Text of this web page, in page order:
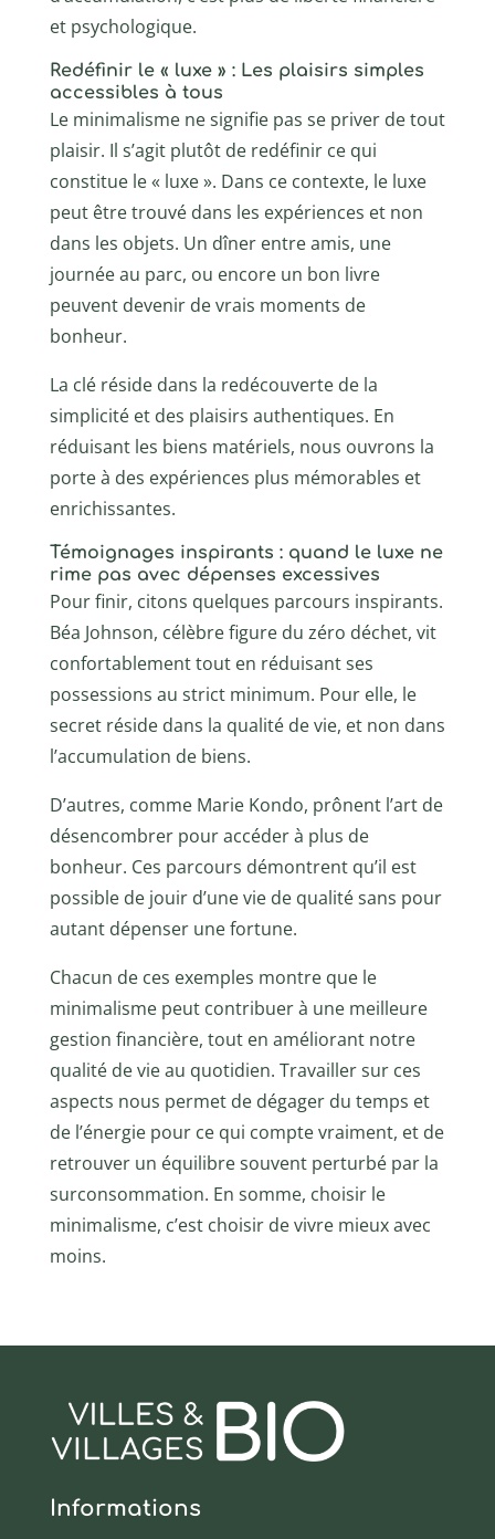
et psychologique.
Redéfinir le « luxe » : Les plaisirs simples
accessibles à tous
Le minimalisme ne signifie pas se priver de tout
plaisir. Il s’agit plutôt de redéfinir ce qui
constitue le « luxe ». Dans ce contexte, le luxe
peut être trouvé dans les expériences et non
dans les objets. Un dîner entre amis, une
journée au parc, ou encore un bon livre
peuvent devenir de vrais moments de
bonheur.
La clé réside dans la redécouverte de la
simplicité et des plaisirs authentiques. En
réduisant les biens matériels, nous ouvrons la
porte à des expériences plus mémorables et
enrichissantes.
Témoignages inspirants : quand le luxe ne
rime pas avec dépenses excessives
Pour finir, citons quelques parcours inspirants.
Béa Johnson, célèbre figure du zéro déchet, vit
confortablement tout en réduisant ses
possessions au strict minimum. Pour elle, le
secret réside dans la qualité de vie, et non dans
l’accumulation de biens.
D’autres, comme Marie Kondo, prônent l’art de
désencombrer pour accéder à plus de
bonheur. Ces parcours démontrent qu’il est
possible de jouir d’une vie de qualité sans pour
autant dépenser une fortune.
Chacun de ces exemples montre que le
minimalisme peut contribuer à une meilleure
gestion financière, tout en améliorant notre
qualité de vie au quotidien. Travailler sur ces
aspects nous permet de dégager du temps et
de l’énergie pour ce qui compte vraiment, et de
retrouver un équilibre souvent perturbé par la
surconsommation. En somme, choisir le
minimalisme, c’est choisir de vivre mieux avec
moins.
Informations